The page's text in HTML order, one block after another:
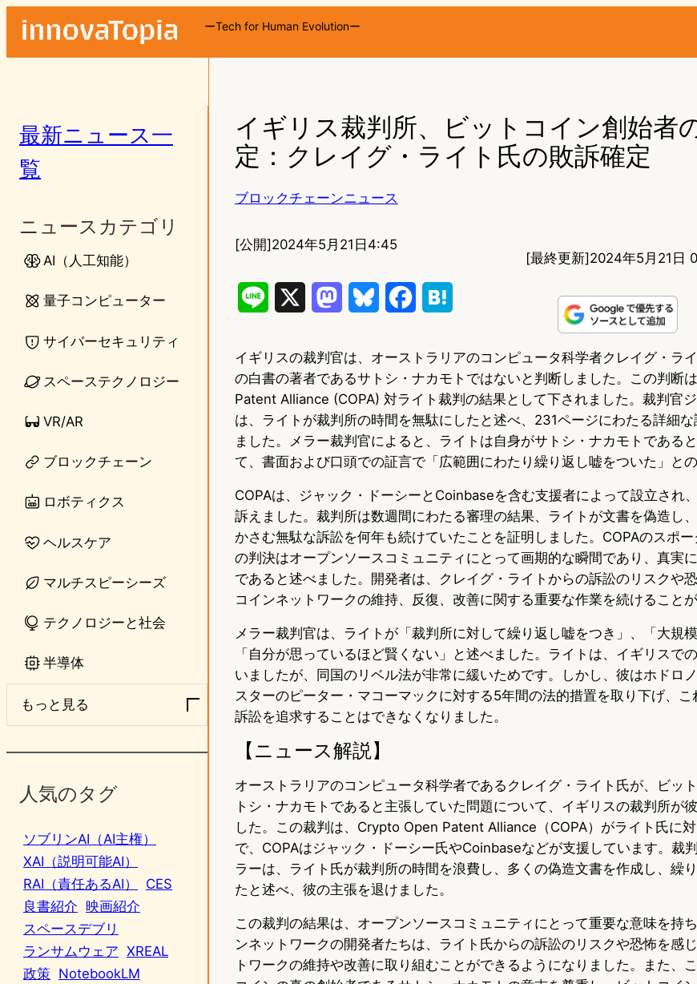
ーTech for Human Evolutionー
最新ニュース一
覧
ニュースカテゴリ
AI（人工知能）
量子コンピューター
サイバーセキュリティ
スペーステクノロジー
VR/AR
ブロックチェーン
ロボティクス
ヘルスケア
マルチスピーシーズ
テクノロジーと社会
半導体
もっと見る
人気のタグ
ソブリンAI（AI主権）
XAI（説明可能AI）
RAI（責任あるAI）
CES
良書紹介 映画紹介
スペースデブリ
ランサムウェア XREAL
政策 NotebookLM
イギリス裁判所、ビットコイン創始者
定：クレイグ・ライト氏の敗訴確定
ブロックチェーンニュース
[公開]2024年5月21日4:45
[最終更新]2024年5月21日
n
e
s
t
o
d
n
u
e
s
k
c
e
b
o
k
t
e
n
a
イギリスの裁判官は、オーストラリアのコンピュータ科学者クレイグ・ラ
の白書の著者であるサトシ・ナカモトではないと判断しました。この判断
Patent Alliance (COPA) 対ライト裁判の結果として下されました。裁判官
は、ライトが裁判所の時間を無駄にしたと述べ、231ページにわたる詳細
ました。メラー裁判官によると、ライトは自身がサトシ・ナカモトである
て、書面および口頭での証言で「広範囲にわたり繰り返し嘘をついた」との
COPAは、ジャック・ドーシーとCoinbaseを含む支援者によって設立され
訴えました。裁判所は数週間にわたる審理の結果、ライトが文書を偽造し
かさむ無駄な訴訟を何年も続けていたことを証明しました。COPAのスポー
の判決はオープンソースコミュニティにとって画期的な瞬間であり、真実
であると述べました。開発者は、クレイグ・ライトからの訴訟のリスクや
コインネットワークの維持、反復、改善に関する重要な作業を続けることが
メラー裁判官は、ライトが「裁判所に対して繰り返し嘘をつき」、「大規模
「自分が思っているほど賢くない」と述べました。ライトは、イギリスで
いましたが、同国のリベル法が非常に緩いためです。しかし、彼はホドロ
スターのピーター・マコーマックに対する5年間の法的措置を取り下げ、
訴訟を追求することはできなくなりました。
【ニュース解説】
オーストラリアのコンピュータ科学者であるクレイグ・ライト氏が、ビッ
トシ・ナカモトであると主張していた問題について、イギリスの裁判所が
した。この裁判は、Crypto Open Patent Alliance（COPA）がライト氏に
で、COPAはジャック・ドーシー氏やCoinbaseなどが支援しています。裁
ラーは、ライト氏が裁判所の時間を浪費し、多くの偽造文書を作成し、繰
たと述べ、彼の主張を退けました。
この裁判の結果は、オープンソースコミュニティにとって重要な意味を持
ンネットワークの開発者たちは、ライト氏からの訴訟のリスクや恐怖を感
トワークの維持や改善に取り組むことができるようになりました。また、